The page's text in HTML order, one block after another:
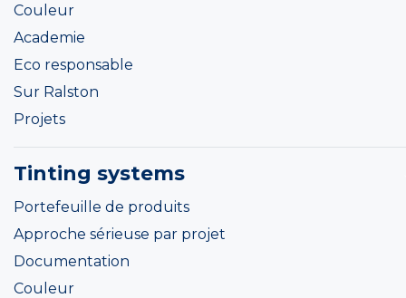
Couleur
Academie
Eco responsable
Sur Ralston
Projets
Tinting systems
Portefeuille de produits
Approche sérieuse par projet
Documentation
Couleur